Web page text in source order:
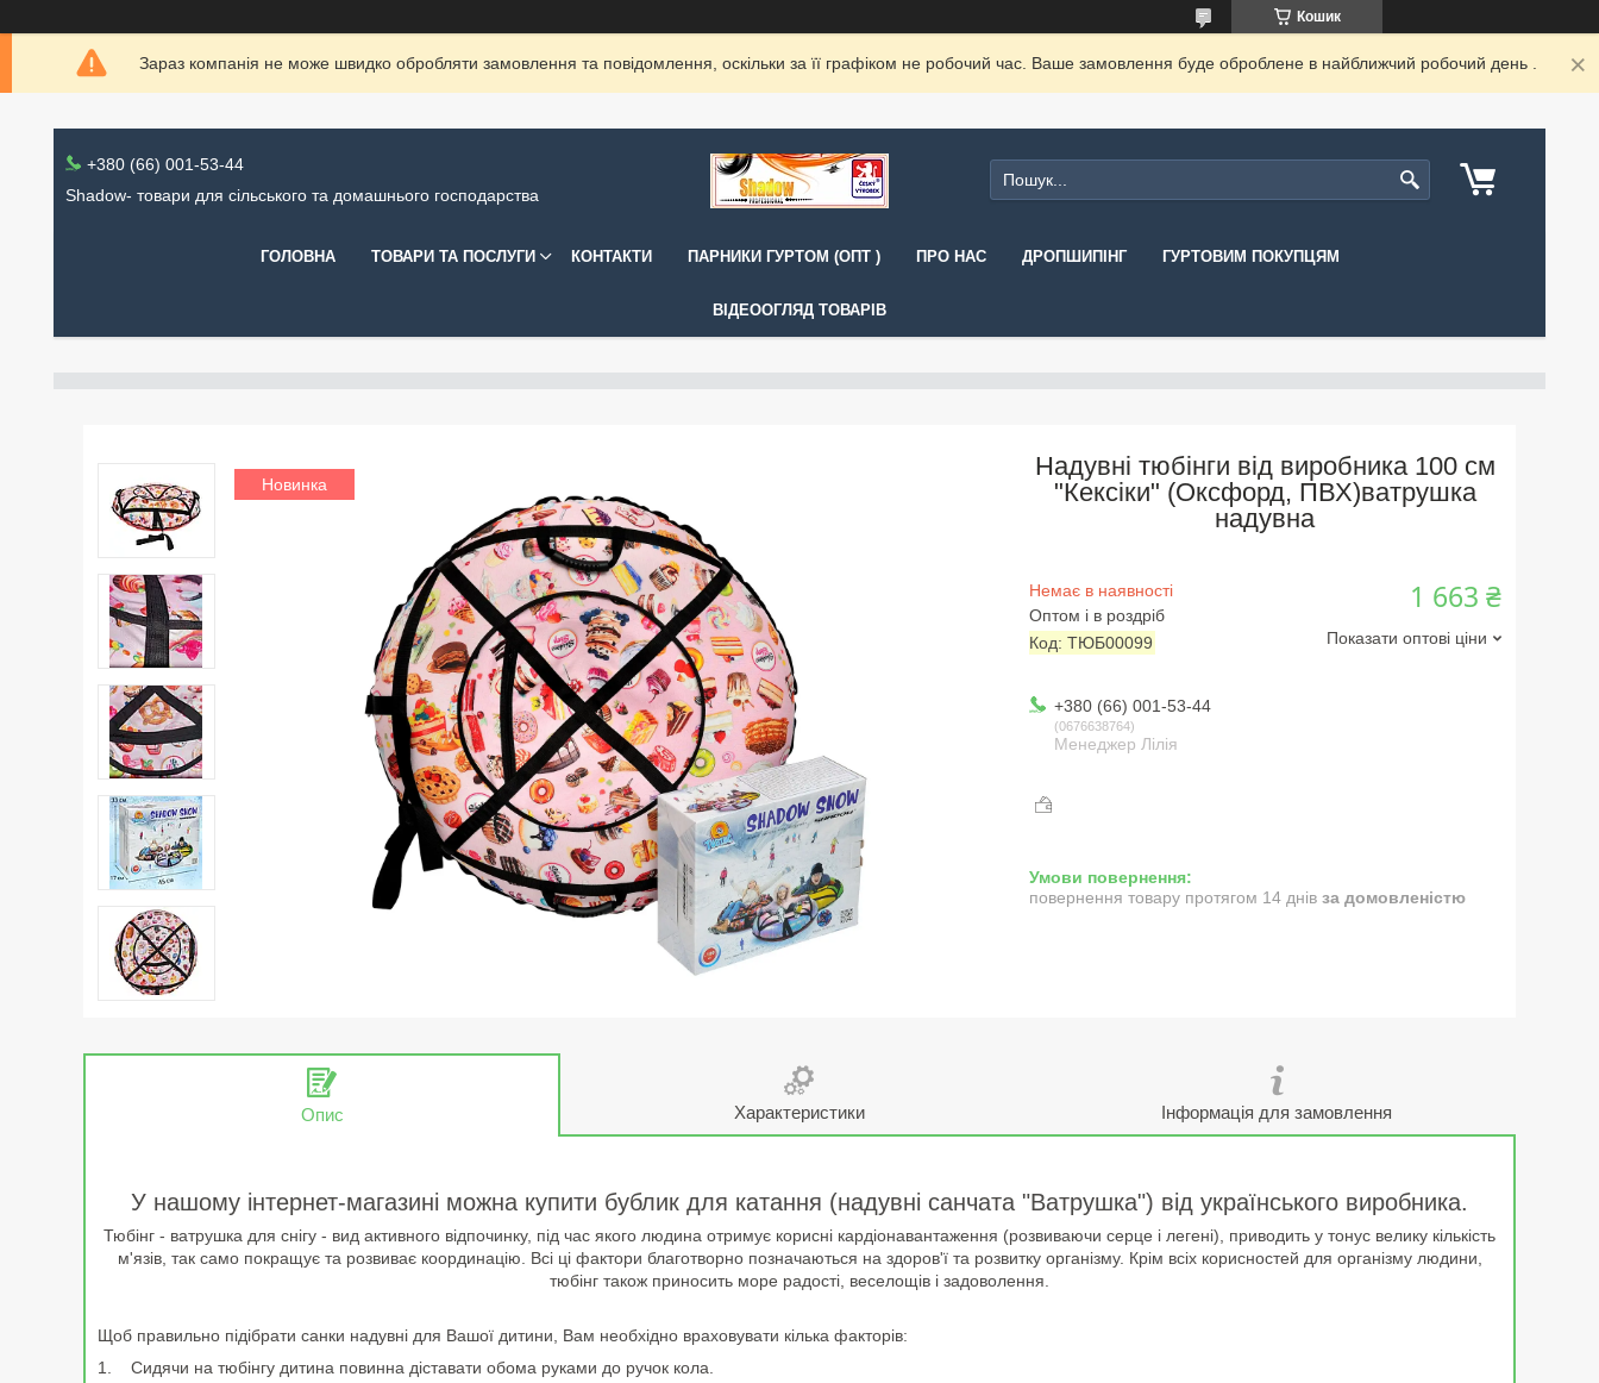
Кошик
Зараз компанія не може швидко обробляти замовлення та повідомлення, оскільки за її графіком не робочий час. Ваше замовлення буде оброблене в найближчий робочий день .
+380 (66) 001-53-44
Shadow- товари для сільського та домашнього господарства
ГОЛОВНА ТОВАРИ ТА ПОСЛУГИ КОНТАКТИ ПАРНИКИ ГУРТОМ (ОПТ ) ПРО НАС ДРОПШИПІНГ ГУРТОВИМ ПОКУПЦЯМ
ВІДЕООГЛЯД ТОВАРІВ
Новинка
Надувні тюбінги від виробника 100 см
"Кексіки" (Оксфорд, ПВХ)ватрушка
надувна
Немає в наявності
Оптом і в роздріб
Код: ТЮБ00099
1 663 ₴
Показати оптові ціни
+380 (66) 001-53-44
0676638764
Менеджер Лілія
повернення товару протягом 14 днів за домовленістю
Опис Характеристики Інформація для замовлення
У нашому інтернет-магазині можна купити бублик для катання (надувні санчата "Ватрушка") від українського виробника.
Тюбінг - ватрушка для снігу - вид активного відпочинку, під час якого людина отримує корисні кардіонавантаження (розвиваючи серце і легені), приводить у тонус велику кількість
м'язів, так само покращує та розвиває координацію. Всі ці фактори благотворно позначаються на здоров'ї та розвитку організму. Крім всіх корисностей для організму людини,
тюбінг також приносить море радості, веселощів і задоволення.
Щоб правильно підібрати санки надувні для Вашої дитини, Вам необхідно враховувати кілька факторів:
1. Сидячи на тюбінгу дитина повинна діставати обома руками до ручок кола.